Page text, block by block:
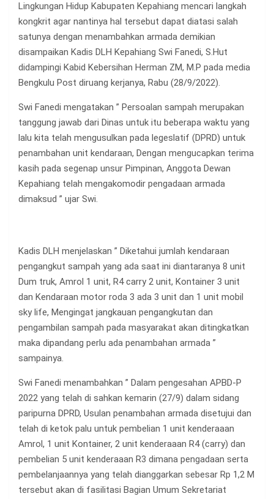
Lingkungan Hidup Kabupaten Kepahiang mencari langkah
kongkrit agar nantinya hal tersebut dapat diatasi salah
satunya dengan menambahkan armada demikian
disampaikan Kadis DLH Kepahiang Swi Fanedi, S.Hut
didampingi Kabid Kebersihan Herman ZM, M.P pada media
Bengkulu Post diruang kerjanya, Rabu (28/9/2022).
Swi Fanedi mengatakan ” Persoalan sampah merupakan
tanggung jawab dari Dinas untuk itu beberapa waktu yang
lalu kita telah mengusulkan pada legeslatif (DPRD) untuk
penambahan unit kendaraan, Dengan mengucapkan terima
kasih pada segenap unsur Pimpinan, Anggota Dewan
Kepahiang telah mengakomodir pengadaan armada
dimaksud ” ujar Swi.
Kadis DLH menjelaskan ” Diketahui jumlah kendaraan
pengangkut sampah yang ada saat ini diantaranya 8 unit
Dum truk, Amrol 1 unit, R4 carry 2 unit, Kontainer 3 unit
dan Kendaraan motor roda 3 ada 3 unit dan 1 unit mobil
sky life, Mengingat jangkauan pengangkutan dan
pengambilan sampah pada masyarakat akan ditingkatkan
maka dipandang perlu ada penambahan armada ”
sampainya.
Swi Fanedi menambahkan ” Dalam pengesahan APBD-P
2022 yang telah di sahkan kemarin (27/9) dalam sidang
paripurna DPRD, Usulan penambahan armada disetujui dan
telah di ketok palu untuk pembelian 1 unit kenderaaan
Amrol, 1 unit Kontainer, 2 unit kenderaaan R4 (carry) dan
pembelian 5 unit kenderaaan R3 dimana pengadaan serta
pembelanjaannya yang telah dianggarkan sebesar Rp 1,2 M
tersebut akan di fasilitasi Bagian Umum Sekretariat